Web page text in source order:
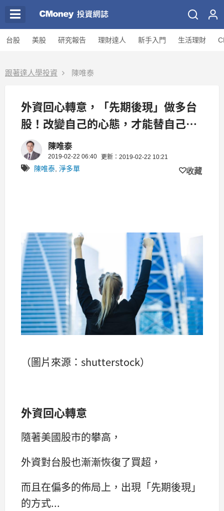
台股 美股 研究報告 理財達人 新手入門 生活理財
跟著達人學投資 陳唯泰
外資回心轉意，「先期後現」做多台
股！改變自己的心態，才能替自己帶
來機會...
陳唯泰
2019-02-22 06:40 更新：2019-02-22 10:21
陳唯泰 淨多單 收藏
（圖片來源：shutterstock）
外資回心轉意
隨著美國股市的攀高，
外資對台股也漸漸恢復了買超，
而且在偏多的佈局上，出現「先期後現」
的方式...